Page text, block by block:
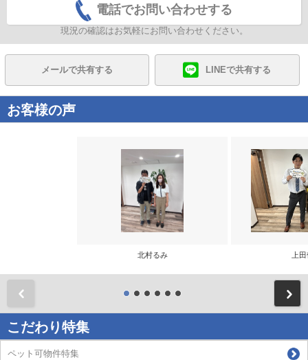
電話でお問い合わせする
現況の確認はお気軽にお問い合わせください。
メールで共有する LINEで共有する
お客様の声
北村るみ 上
こだわり特集
ペット可物件特集